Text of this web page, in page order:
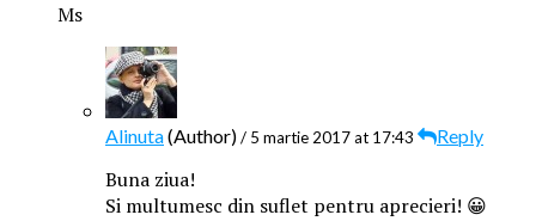
Ms
Alinuta(Author)/ 5 martie 2017 at 17:43 Reply
Buna ziua!
Si multumesc din suflet pentru aprecieri! 😀